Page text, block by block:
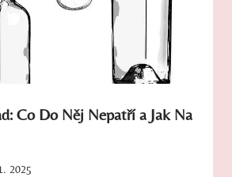
Co Do Něj Nepatří a Jak Na
2025